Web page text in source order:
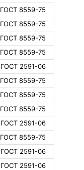
ГОСТ 8559-75
ГОСТ 8559-75
ГОСТ 8559-75
ГОСТ 8559-75
ГОСТ 2591-06
ГОСТ 8559-75
ГОСТ 8559-75
ГОСТ 8559-75
ГОСТ 2591-06
ГОСТ 8559-75
ГОСТ 2591-06
ГОСТ 2591-06